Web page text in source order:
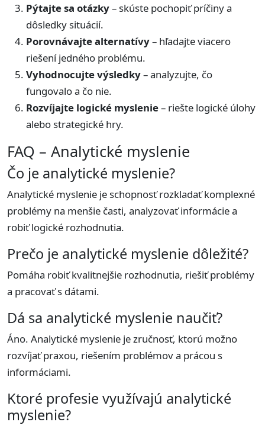
Pýtajte sa otázky– skúste pochopiť príčiny a
dôsledky situácií.
Porovnávajte alternatívy– hľadajte viacero
riešení jedného problému.
Vyhodnocujte výsledky– analyzujte, čo
fungovalo a čo nie.
Rozvíjajte logické myslenie– riešte logické úlohy
alebo strategické hry.
FAQ – Analytické myslenie
Čo je analytické myslenie?
Analytické myslenie je schopnosť rozkladať komplexné
problémy na menšie časti, analyzovať informácie a
robiť logické rozhodnutia.
Prečo je analytické myslenie dôležité?
Pomáha robiť kvalitnejšie rozhodnutia, riešiť problémy
a pracovať s dátami.
Dá sa analytické myslenie naučiť?
Áno. Analytické myslenie je zručnosť, ktorú možno
rozvíjať praxou, riešením problémov a prácou s
informáciami.
Ktoré profesie využívajú analytické
myslenie?